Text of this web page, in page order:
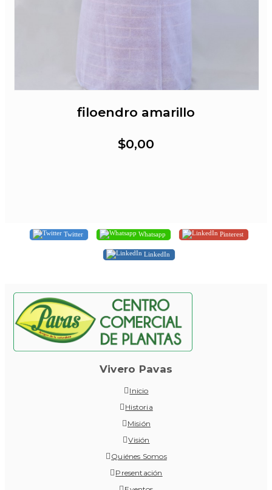
filoendro amarillo
$0,00
Twitter Whatsapp Pinterest
LinkedIn
Vivero Pavas
Inicio
Historia
Misión
Visión
Quiénes Somos
Presentación